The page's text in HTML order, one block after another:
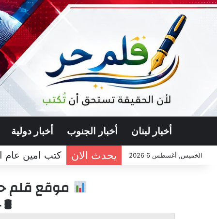
أخبار لبنان أخبار الجنوب أخبار دولية
الخميس, أغسطس 6 2026 يحدث الان كتب امين عام
موقع قلم
🛢